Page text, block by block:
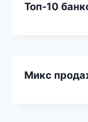
Топ-10
Микс